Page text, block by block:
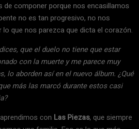
de componer porque nos encasillamos
no es tan progresivo, no nos
que nos parezca que dicta el corazón.
que el duelo no tiene que estar
con la muerte y me parece muy
lo aborden así en el nuevo álbum. ¿Qué
más las marcó durante estos casi
con Las Piezas, que siempre